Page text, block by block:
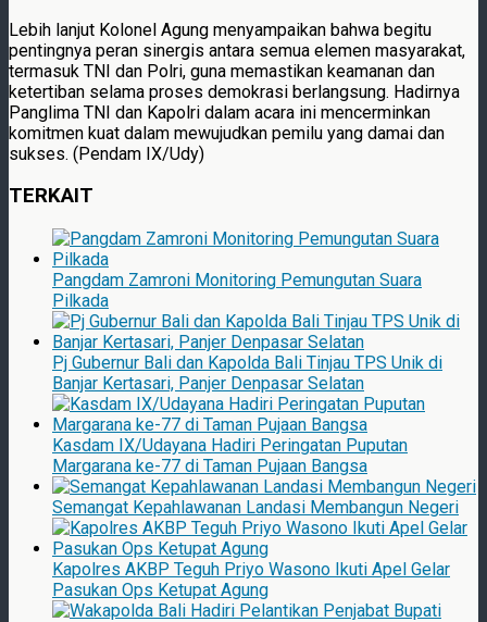
Lebih lanjut Kolonel Agung menyampaikan bahwa begitu
pentingnya peran sinergis antara semua elemen masyarakat,
termasuk TNI dan Polri, guna memastikan keamanan dan
ketertiban selama proses demokrasi berlangsung. Hadirnya
Panglima TNI dan Kapolri dalam acara ini mencerminkan
komitmen kuat dalam mewujudkan pemilu yang damai dan
sukses. (Pendam IX/Udy)
TERKAIT
Pangdam Zamroni Monitoring Pemungutan Suara
Pilkada
Pj Gubernur Bali dan Kapolda Bali Tinjau TPS Unik di
Banjar Kertasari, Panjer Denpasar Selatan
Kasdam IX/Udayana Hadiri Peringatan Puputan
Margarana ke-77 di Taman Pujaan Bangsa
Semangat Kepahlawanan Landasi Membangun Negeri
Kapolres AKBP Teguh Priyo Wasono Ikuti Apel Gelar
Pasukan Ops Ketupat Agung